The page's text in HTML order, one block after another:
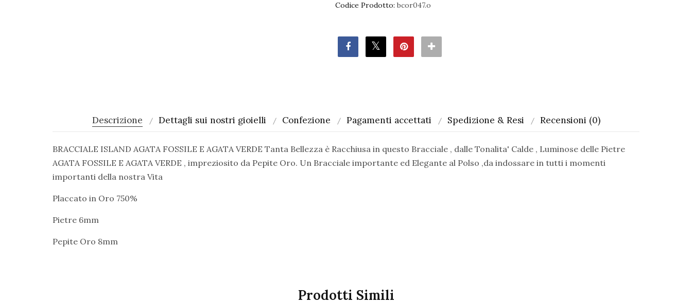
Codice Prodotto: bcor047.o
Descrizione Dettagli sui nostri gioielli Confezione Pagamenti accettati Spedizione & Resi Recensioni (0)
BRACCIALE ISLAND AGATA FOSSILE E AGATA VERDE Tanta Bellezza è Racchiusa in questo Bracciale , dalle Tonalita' Calde , Luminose delle Pietre
AGATA FOSSILE E AGATA VERDE , impreziosito da Pepite Oro. Un Bracciale importante ed Elegante al Polso ,da indossare in tutti i momenti
importanti della nostra Vita
Placcato in Oro 750%
Pietre 6mm
Pepite Oro 8mm
Prodotti Simili